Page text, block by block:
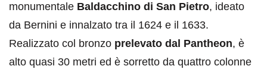
monumentale Baldacchino di San Pietro, ideato
da Bernini e innalzato tra il 1624 e il 1633.
Realizzato col bronzo prelevato dal Pantheon, è
alto quasi 30 metri ed è sorretto da quattro colonne